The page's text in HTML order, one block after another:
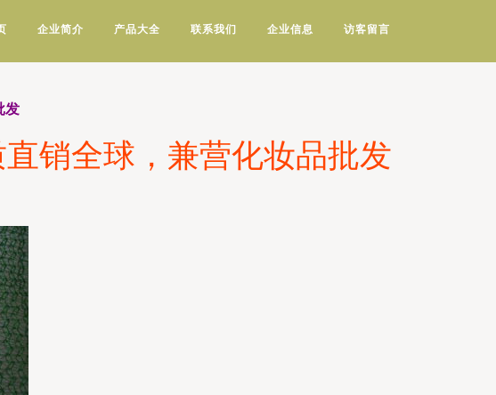
企业简介 产品大全 联系我们 企业信息 访客留言
发
销全球，兼营化妆品批发